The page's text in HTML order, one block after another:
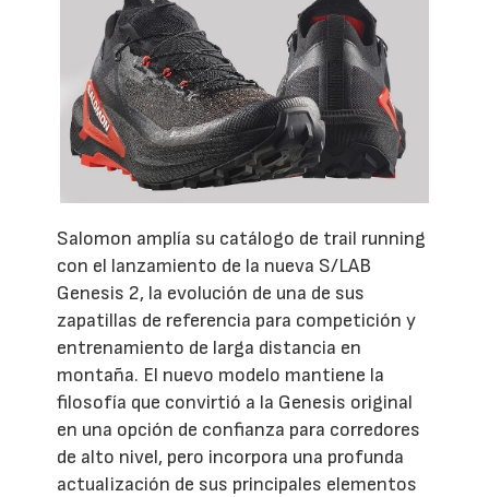
Salomon amplía su catálogo de trail running
con el lanzamiento de la nueva S/LAB
Genesis 2, la evolución de una de sus
zapatillas de referencia para competición y
entrenamiento de larga distancia en
montaña. El nuevo modelo mantiene la
filosofía que convirtió a la Genesis original
en una opción de confianza para corredores
de alto nivel, pero incorpora una profunda
actualización de sus principales elementos